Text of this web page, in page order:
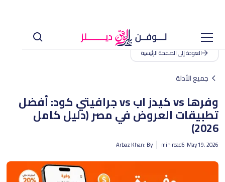
العودة إلى الصفحة الرئيسية
جميع الأدلة
وفرها vs كيدز اب vs جرافيتي كود: أفضل
تطبيقات العروض في مصر (دليل كامل
2026)
May 19, 2026
6
min read
By :
Arbaz Khan